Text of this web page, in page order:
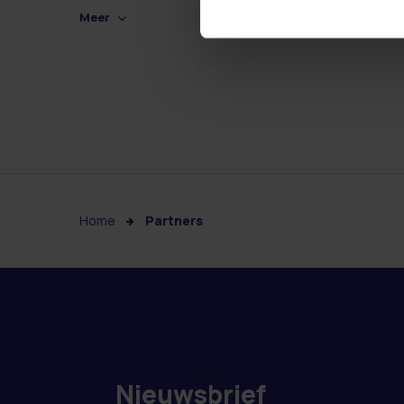
Meer
Home Partners
Nieuwsbrief